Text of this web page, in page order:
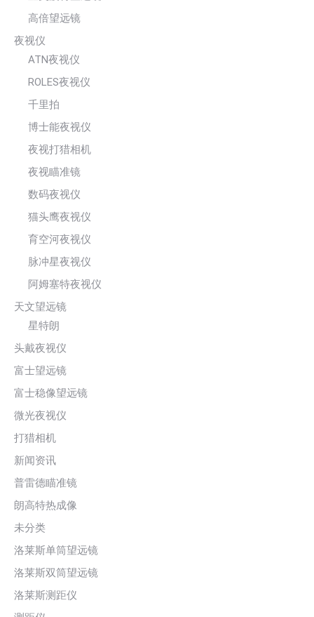
高倍望远镜
夜视仪
ATN夜视仪
ROLES夜视仪
千里拍
博士能夜视仪
夜视打猎相机
夜视瞄准镜
数码夜视仪
猫头鹰夜视仪
育空河夜视仪
脉冲星夜视仪
阿姆塞特夜视仪
天文望远镜
星特朗
头戴夜视仪
富士望远镜
富士稳像望远镜
微光夜视仪
打猎相机
新闻资讯
普雷德瞄准镜
朗高特热成像
未分类
洛莱斯单筒望远镜
洛莱斯双筒望远镜
洛莱斯测距仪